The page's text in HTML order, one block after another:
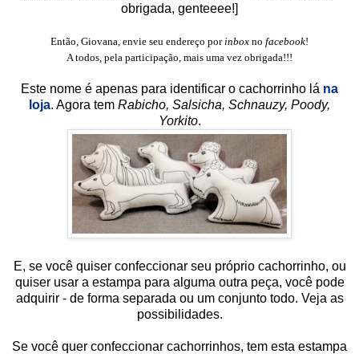
obrigada, genteeee!]
Então, Giovana, envie seu endereço por inbox no facebook!
A todos, pela participação, mais uma vez obrigada!!!
Este nome é apenas para identificar o cachorrinho lá na
loja. Agora tem Rabicho, Salsicha, Schnauzy, Poody,
Yorkito.
E, se você quiser confeccionar seu próprio cachorrinho, ou
quiser usar a estampa para alguma outra peça, você pode
adquirir - de forma separada ou um conjunto todo. Veja as
possibilidades.
Se você quer confeccionar cachorrinhos, tem esta estampa